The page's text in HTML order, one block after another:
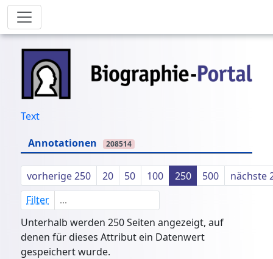
Text
Annotationen
208514
vorherige 250 20 50 100 250 500
nächste
Filter
Unterhalb werden 250 Seiten angezeigt, auf
denen für dieses Attribut ein Datenwert
gespeichert wurde.